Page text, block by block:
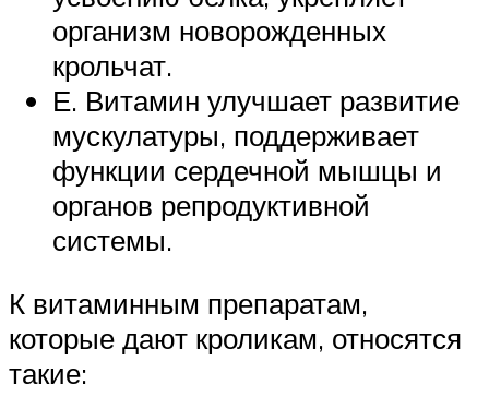
организм новорожденных
крольчат.
Е. Витамин улучшает развитие
мускулатуры, поддерживает
функции сердечной мышцы и
органов репродуктивной
системы.
К витаминным препаратам,
которые дают кроликам, относятся
такие: